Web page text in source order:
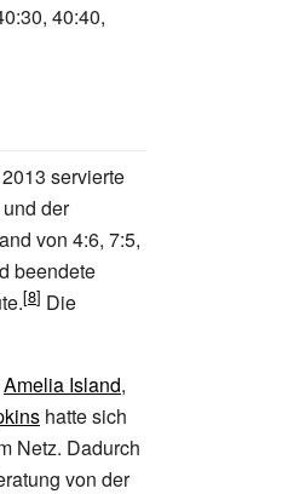
40:40,
servierte
und der
von 4:6, 7:5,
beendete
Die
Amelia Island,
hatte sich
Netz. Dadurch
von der